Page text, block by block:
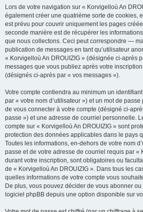
Lors de votre navigation sur « Korvigelloù An
également créer une quatrième sorte de cookies,
est prévu pour couvrir uniquement les pages
seconde manière est de récupérer les
que nous collectons. Ceci peut correspondre —
publication de messages en tant qu’utilisateur
« Korvigelloù An DROUIZIG » (désignée ci-après
messages que vous publiez après votre
(désignés ci-après par « vos messages »).
Votre compte contiendra au minimum un
par « votre nom d’utilisateur ») et un mot de
de vous connecter à votre compte (désigné ci-
passe ») et une adresse de courriel personnelle.
compte sur « Korvigelloù An DROUIZIG » sont
protection des données applicables dans le pays
Toutes les informations, en-dehors de votre nom
passe et de votre adresse de courriel requis par «
durant votre inscription, sont obligatoires ou
de « Korvigelloù An DROUIZIG ». Dans tous les
quelles informations de votre compte vous
De plus, vous pouvez décider de vous abonner
logiciel phpBB depuis une option disponible sur